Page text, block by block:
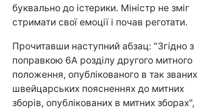
буквально до істерики. Міністр не зміг
стримати свої емоції і почав реготати.
Прочитавши наступний абзац: "Згідно з
поправкою 6А розділу другого митного
положення, опублікованого в так званих
швейцарських поясненнях до митних
зборів, опублікованих в митних зборах",